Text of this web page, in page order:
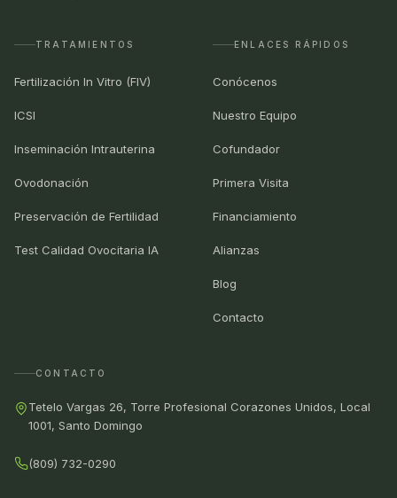
TRATAMIENTOS
Fertilización In Vitro (FIV)
ICSI
Inseminación Intrauterina
Ovodonación
Preservación de Fertilidad
Test Calidad Ovocitaria IA
ENLACES RÁPIDOS
Conócenos
Nuestro Equipo
Cofundador
Primera Visita
Financiamiento
Alianzas
Blog
Contacto
CONTACTO
Tetelo Vargas 26, Torre Profesional Corazones Unidos, Local
1001, Santo Domingo
(809) 732-0290